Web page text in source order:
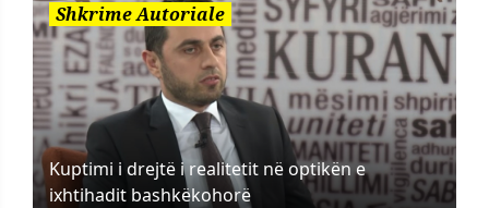
Shkrime Autoriale
Kuptimi i drejtë i realitetit në optikën e
ixhtihadit bashkëkohorë